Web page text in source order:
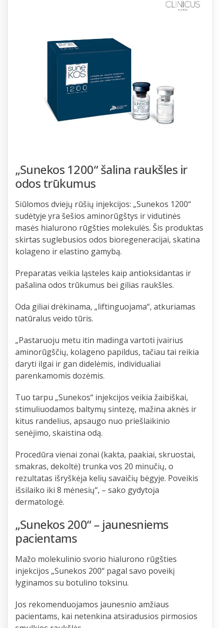
„Sunekos 1200“ šalina raukšles ir
odos trūkumus
Siūlomos dviejų rūšių injekcijos: „Sunekos 1200“
sudėtyje yra šešios aminorūgštys ir vidutinės
masės hialurono rūgšties molekulės. Šis produktas
skirtas suglebusios odos bioregeneracijai, skatina
kolageno ir elastino gamybą.
Preparatas veikia ląsteles kaip antioksidantas ir
pašalina odos trūkumus bei gilias raukšles.
Oda giliai drėkinama, „liftinguojama“, atkuriamas
natūralus veido tūris.
„Pastaruoju metu itin madinga vartoti įvairius
aminorūgščių, kolageno papildus, tačiau tai reikia
daryti ilgai ir gan didelėmis, individualiai
parenkamomis dozėmis.
Tuo tarpu „Sunekos“ injekcijos veikia žaibiškai,
stimuliuodamos baltymų sintezę, mažina aknės ir
kitus randelius, apsaugo nuo priešlaikinio
senėjimo, skaistina odą.
Procedūra vienai zonai (kakta, paakiai, skruostai,
smakras, dekoltė) trunka vos 20 minučių, o
rezultatas išryškėja kelių savaičių bėgyje. Poveikis
išsilaiko iki 8 mėnesių“, – sako gydytoja
dermatologė.
„Sunekos 200“ – jaunesniems
pacientams
Mažo molekulinio svorio hialurono rūgšties
injekcijos „Sunekos 200“ pagal savo poveikį
lyginamos su botulino toksinu.
Jos rekomenduojamos jaunesnio amžiaus
pacientams, kai netenkina atsiradusios pirmosios